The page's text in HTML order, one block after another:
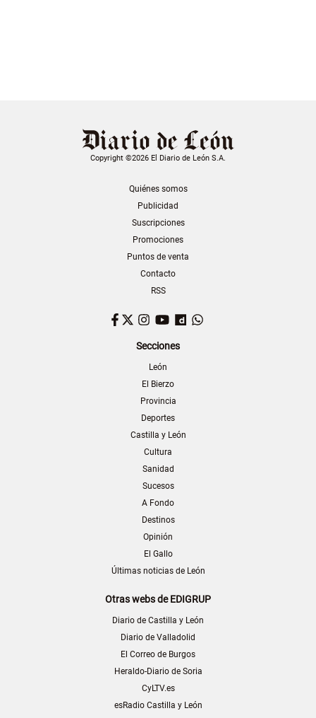
Copyright ©2026 El Diario de León S.A.
Quiénes somos
Publicidad
Suscripciones
Promociones
Puntos de venta
Contacto
RSS
Facebook
TwitterInstagram
YouTubeDailymotion
Secciones
León
El Bierzo
Provincia
Deportes
Castilla y León
Cultura
Sanidad
Sucesos
A Fondo
Destinos
Opinión
El Gallo
Últimas noticias de León
Otras webs de EDIGRUP
Diario de Castilla y León
Diario de Valladolid
El Correo de Burgos
Heraldo-Diario de Soria
CyLTV.es
esRadio Castilla y León